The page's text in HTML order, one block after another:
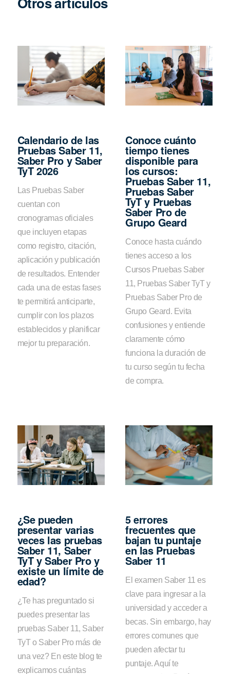
Calendario de las
Pruebas Saber 11,
Saber Pro y Saber
TyT 2026
Las Pruebas Saber
cuentan con
cronogramas oficiales
que incluyen etapas
como registro, citación,
aplicación y publicación
de resultados. Entender
cada una de estas fases
te permitirá anticiparte,
cumplir con los plazos
establecidos y planificar
mejor tu preparación.
Conoce cuánto
tiempo tienes
disponible para
los cursos:
Pruebas Saber 11,
Pruebas Saber
TyT y Pruebas
Saber Pro de
Grupo Geard
Conoce hasta cuándo
tienes acceso a los
Cursos Pruebas Saber
11, Pruebas Saber TyT y
Pruebas Saber Pro de
Grupo Geard. Evita
confusiones y entiende
claramente cómo
funciona la duración de
tu curso según tu fecha
de compra.
¿Se pueden
presentar varias
veces las pruebas
Saber 11, Saber
TyT y Saber Pro y
existe un límite de
edad?
¿Te has preguntado si
puedes presentar las
pruebas Saber 11, Saber
TyT o Saber Pro más de
una vez? En este blog te
explicamos cuántas
5 errores
frecuentes que
bajan tu puntaje
en las Pruebas
Saber 11
El examen Saber 11 es
clave para ingresar a la
universidad y acceder a
becas. Sin embargo, hay
errores comunes que
pueden afectar tu
puntaje. Aquí te